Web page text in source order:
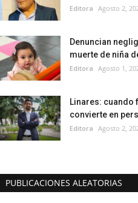
Editora Agosto 2,
Denuncian
muerte de niña
Editora Agosto 1,
Linares: cuando
convierte en
Editora Agosto 2,
PUBLICACIONES ALEATORIAS